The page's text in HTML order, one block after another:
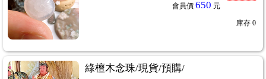
會員價 650 元
庫存 0
綠檀木念珠/現貨/預購/